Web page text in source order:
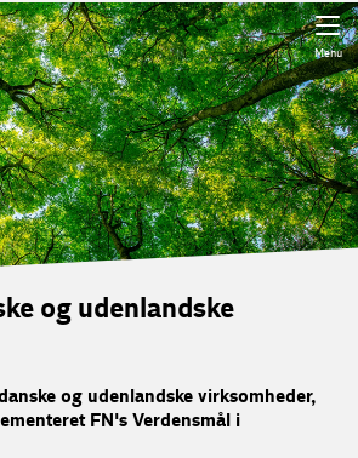
Menu
og udenlandske
og udenlandske virksomheder,
FN's Verdensmål i